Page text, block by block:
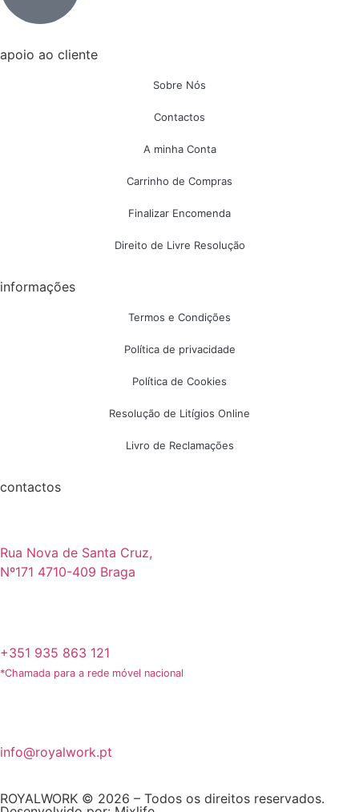
apoio ao cliente
Sobre Nós
Contactos
A minha Conta
Carrinho de Compras
Finalizar Encomenda
Direito de Livre Resolução
informações
Termos e Condições
Política de privacidade
Política de Cookies
Resolução de Litígios Online
Livro de Reclamações
contactos
Rua Nova de Santa Cruz,
Nº171 4710-409 Braga
+351 935 863 121
*Chamada para a rede móvel nacional
info@royalwork.pt
ROYALWORK © 2026 – Todos os direitos reservados.